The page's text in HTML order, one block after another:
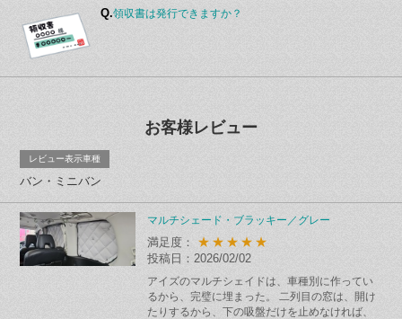
Q.領収書は発行できますか？
お客様レビュー
レビュー表示車種
バン・ミニバン
マルチシェード・ブラッキー／グレー
満足度： ★★★★★
投稿日：2026/02/02
アイズのマルチシェイドは、車種別に作ってい
るから、完璧に埋まった。 二列目の窓は、開け
たりするから、下の吸盤だけを止めなければ、